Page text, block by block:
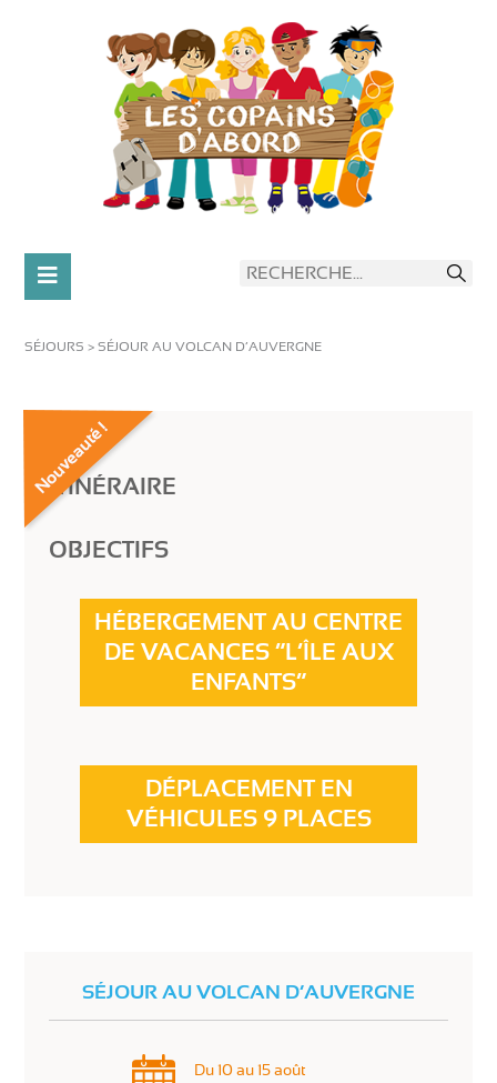
SÉJOURS >SÉJOUR AU VOLCAN D’AUVERGNE
ITINÉRAIRE
OBJECTIFS
HÉBERGEMENT AU CENTRE
DE VACANCES “L’ÎLE AUX
ENFANTS”
DÉPLACEMENT EN
VÉHICULES 9 PLACES
SÉJOUR AU VOLCAN D’AUVERGNE
Du 10 au 15 août